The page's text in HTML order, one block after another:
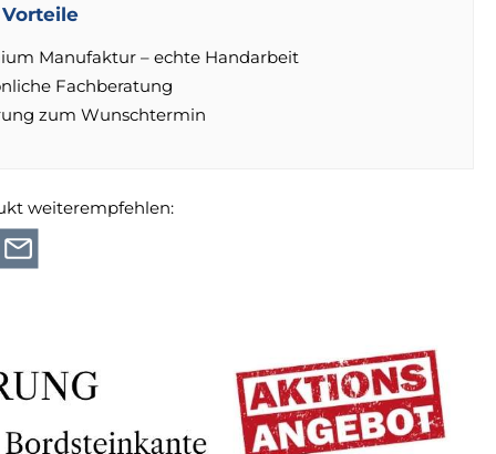
Manufaktur – echte Handarbeit
Fachberatung
zum Wunschtermin
weiterempfehlen: